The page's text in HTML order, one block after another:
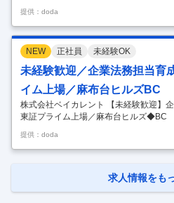
【アソシエイト職】コンサルタント・
／育成環境・キャリアパスBCC 【具体
／東証プライム上場の大手日系コンサ
完全週休二日制／服装自由～ 【業務内
アソシエイト（サポート職）として、様
ニーとのプロジェクト受注に向けた折
任せ ※ご志向・ご経験により、採用やコ
能性…
提供：doda
NEW 正社員 未経験OK
未経験歓迎／企業法務担当育
イム上場／麻布台ヒルズBC
株式会社ベイカレント 【未経験歓迎】
東証プライム上場／麻布台ヒルズ◆BC
業法務担当◆育成環境／裁量権東証プ
【具体的な仕事内容】 ◎高年収とWLB
規模の東証プライム上場企業で業務設
業成長を実現、Forbes誌でアジアの
提供：doda
求人情報をも